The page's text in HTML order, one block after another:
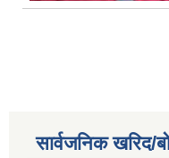
सार्वजनिक खरिद/